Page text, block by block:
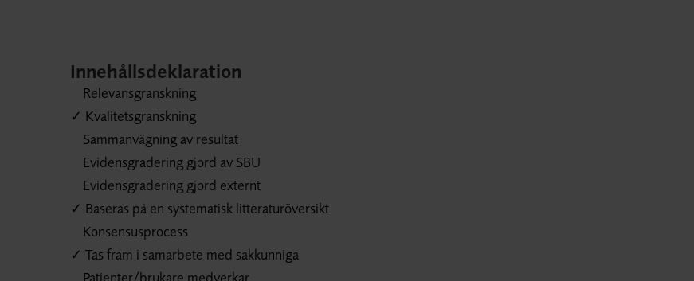
Innehållsdeklaration
Relevansgranskning
✓ Kvalitetsgranskning
Sammanvägning av resultat
Evidensgradering gjord av SBU
Evidensgradering gjord externt
✓ Baseras på en systematisk litteraturöversikt
Konsensusprocess
✓ Tas fram i samarbete med sakkunniga